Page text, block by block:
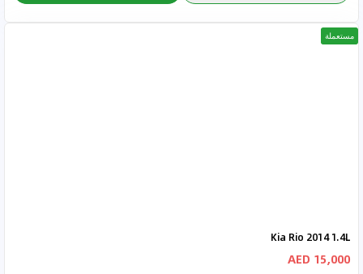
مستعملة
Kia Rio 2014 1.4L
15,000 AED